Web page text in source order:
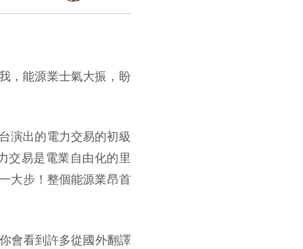
，能源業士氣大振，盼
出的電力交易的初級
交易是電業自由化的里
大步！整個能源業昂首
會看到許多從國外翻譯